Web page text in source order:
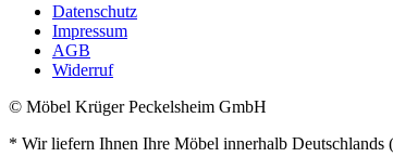
Datenschutz
Impressum
AGB
Widerruf
© Möbel Krüger Peckelsheim GmbH
* Wir liefern Ihnen Ihre Möbel innerhalb Deutschlands